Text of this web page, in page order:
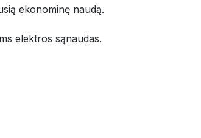
ekonominę naudą.
elektros sąnaudas.